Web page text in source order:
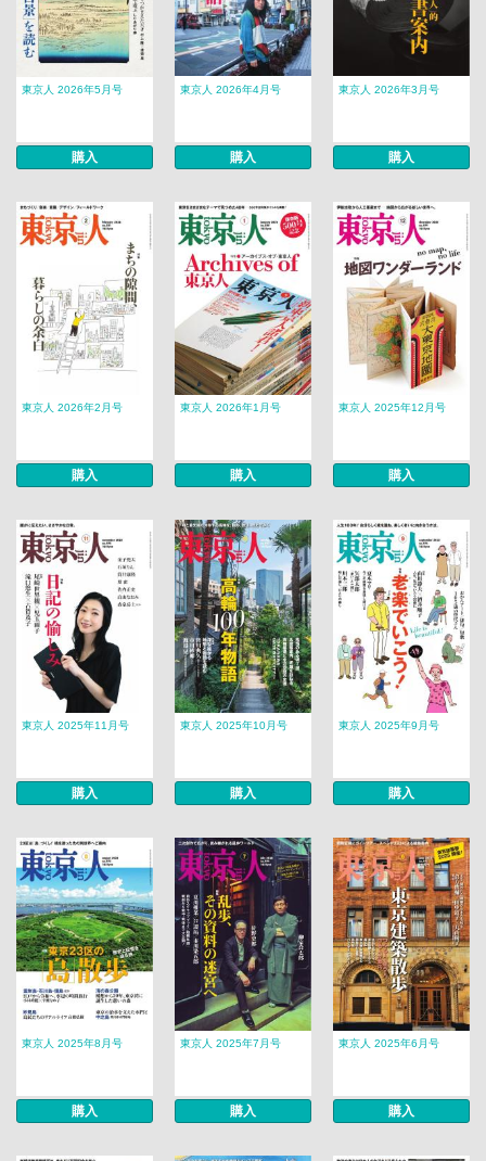
東京人 2026年5月号
購入
東京人 2026年4月号
購入
東京人 2026年3月号
購入
東京人 2026年2月号
購入
東京人 2026年1月号
購入
東京人 2025年12月号
購入
東京人 2025年11月号
購入
東京人 2025年10月号
購入
東京人 2025年9月号
購入
東京人 2025年8月号
購入
東京人 2025年7月号
購入
東京人 2025年6月号
購入